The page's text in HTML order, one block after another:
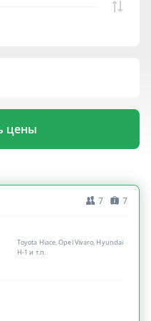
цены
7 7
Toyota Hiace, Opel Vivaro, Hyundai
H-1 и т.п.